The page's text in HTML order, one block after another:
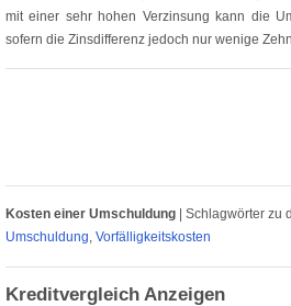
mit einer sehr hohen Verzinsung kann die
sofern die Zinsdifferenz jedoch nur wenige
Kosten einer Umschuldung Schlagwörter zu
Umschuldung, Vorfälligkeitskosten
Kreditvergleich Anzeigen